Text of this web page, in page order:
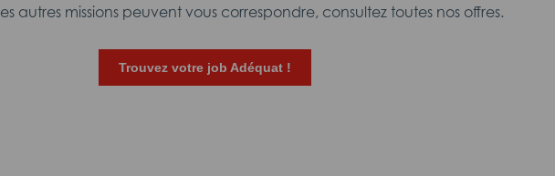
autres missions peuvent vous correspondre, consultez toutes nos offres.
Trouvez votre job Adéquat !